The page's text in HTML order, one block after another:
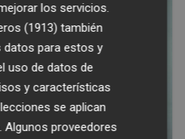
los servicios.
(1913) también
datos para estos y
uso de datos de
y características
se aplican
proveedores